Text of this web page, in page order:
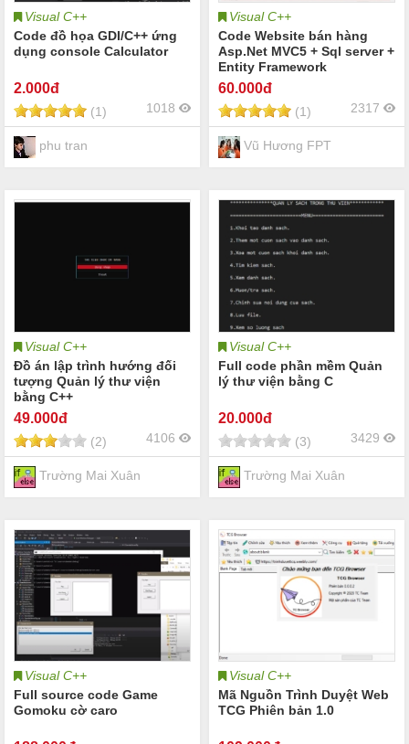
Visual C++
Code đồ họa GDI/C++ ứng
dụng console Calculator
2.000đ
(1) 1018
phu tran
Visual C++
Code Website bán hàng
Asp.Net MVC5 + Sql server +
Entity Framework
60.000đ
(1) 2317
Vũ Hương FPT
Visual C++
Đồ án lập trình hướng đối
tượng Quản lý thư viện
bằng C++
49.000đ
(2) 4106
Trường Mai Xuân
Visual C++
Full code phần mềm Quản
lý thư viện bằng C
20.000đ
(3) 3429
Trường Mai Xuân
Visual C++
Full source code Game
Gomoku cờ caro
Visual C++
Mã Nguồn Trình Duyệt Web
TCG Phiên bản 1.0